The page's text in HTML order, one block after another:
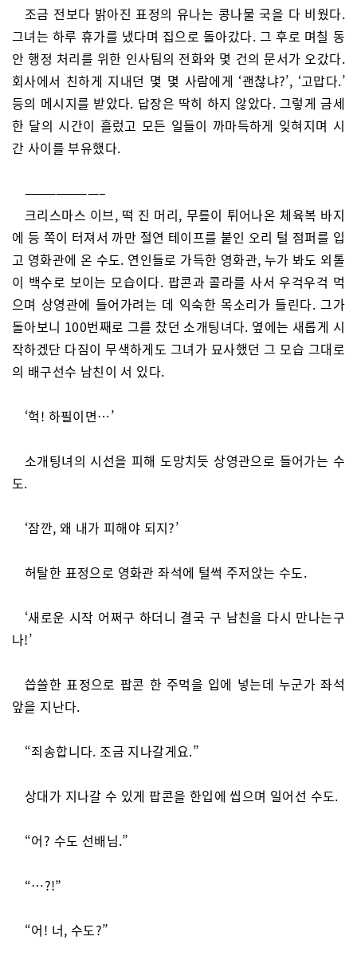
조금 전보다 밝아진 표정의 유나는 콩나물 국을 다 비웠다.
그녀는 하루 휴가를 냈다며 집으로 돌아갔다. 그 후로 며칠 동
안 행정 처리를 위한 인사팀의 전화와 몇 건의 문서가 오갔다.
회사에서 친하게 지내던 몇 몇 사람에게 ‘괜찮냐?’, ‘고맙다.’
등의 메시지를 받았다. 답장은 딱히 하지 않았다. 그렇게 금세
한 달의 시간이 흘렀고 모든 일들이 까마득하게 잊혀지며 시
간 사이를 부유했다.
———————–
크리스마스 이브, 떡 진 머리, 무릎이 튀어나온 체육복 바지
에 등 쪽이 터져서 까만 절연 테이프를 붙인 오리 털 점퍼를 입
고 영화관에 온 수도. 연인들로 가득한 영화관, 누가 봐도 외톨
이 백수로 보이는 모습이다. 팝콘과 콜라를 사서 우걱우걱 먹
으며 상영관에 들어가려는 데 익숙한 목소리가 들린다. 그가
돌아보니 100번째로 그를 찼던 소개팅녀다. 옆에는 새롭게 시
작하겠단 다짐이 무색하게도 그녀가 묘사했던 그 모습 그대로
의 배구선수 남친이 서 있다.
‘헉! 하필이면…’
소개팅녀의 시선을 피해 도망치듯 상영관으로 들어가는 수
도.
‘잠깐, 왜 내가 피해야 되지?’
허탈한 표정으로 영화관 좌석에 털썩 주저앉는 수도.
‘새로운 시작 어쩌구 하더니 결국 구 남친을 다시 만나는구
나!’
씁쓸한 표정으로 팝콘 한 주먹을 입에 넣는데 누군가 좌석
앞을 지난다.
“죄송합니다. 조금 지나갈게요.”
상대가 지나갈 수 있게 팝콘을 한입에 씹으며 일어선 수도.
“어? 수도 선배님.”
“…?!”
“어! 너, 수도?”